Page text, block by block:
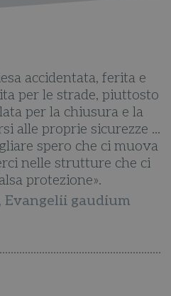
accidentata, ferita e
per le strade, piuttosto
per la chiusura e la
alle proprie sicurezze ...
spero che ci muova
nelle strutture che ci
protezione».
Evangelii gaudium